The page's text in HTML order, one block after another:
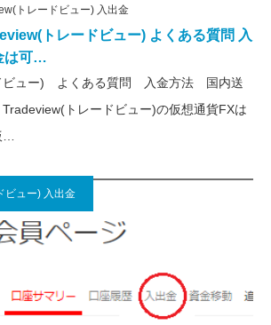
トレードビュー) 入出金
トレードビュー) よくある質問 入
は可…
ビュー) よくある質問 入金方法 国内送
トレードビュー)の仮想通貨FXは
…
ビュー) 入出金